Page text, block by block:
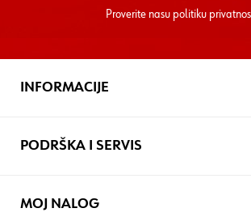
Proverite nasu politiku
INFORMACIJE
PODRŠKA I SERVIS
MOJ NALOG